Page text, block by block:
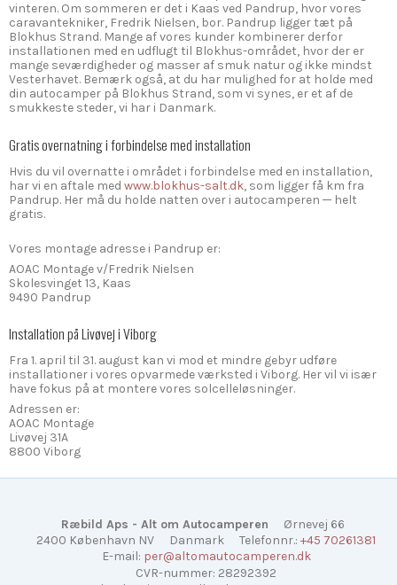
vinteren. Om sommeren er det i Kaas ved Pandrup, hvor vores
caravantekniker, Fredrik Nielsen, bor. Pandrup ligger tæt på
Blokhus Strand. Mange af vores kunder kombinerer derfor
installationen med en udflugt til Blokhus-området, hvor der er
mange seværdigheder og masser af smuk natur og ikke mindst
Vesterhavet. Bemærk også, at du har mulighed for at holde med
din autocamper på Blokhus Strand, som vi synes, er et af de
smukkeste steder, vi har i Danmark.
Gratis overnatning i forbindelse med installation
Hvis du vil overnatte i området i forbindelse med en installation,
har vi en aftale med www.blokhus-salt.dk, som ligger få km fra
Pandrup. Her må du holde natten over i autocamperen ─ helt
gratis.
Vores montage adresse i Pandrup er:
AOAC Montage v/Fredrik Nielsen
Skolesvinget 13, Kaas
9490 Pandrup
Installation på Livøvej i Viborg
Fra 1. april til 31. august kan vi mod et mindre gebyr udføre
installationer i vores opvarmede værksted i Viborg. Her vil vi især
have fokus på at montere vores solcelleløsninger.
Adressen er:
AOAC Montage
Livøvej 31A
8800 Viborg
Ræbild Aps - Alt om Autocamperen
Ørnevej 66
2400 København NV
Danmark Telefonnr.: +45 70261381
E-mail: per@altomautocamperen.dk
CVR-nummer: 28292392